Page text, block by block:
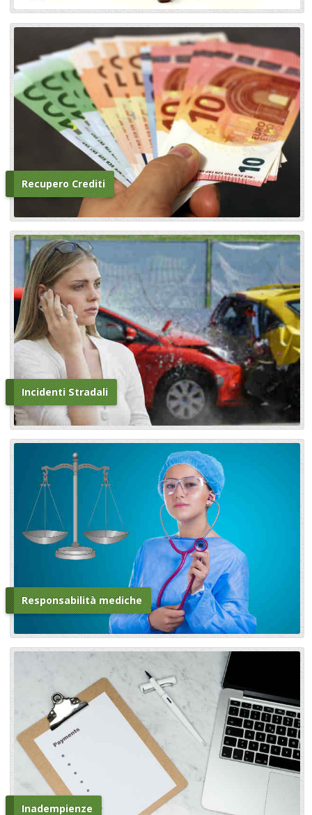
Recupero Crediti
Incidenti Stradali
Responsabilità mediche
Inadempienze